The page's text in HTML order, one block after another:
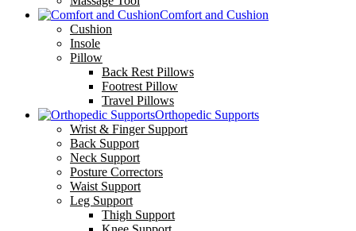
Comfort and Cushion
Cushion
Insole
Pillow
Back Rest Pillows
Footrest Pillow
Travel Pillows
Orthopedic Supports
Wrist & Finger Support
Back Support
Neck Support
Posture Correctors
Waist Support
Leg Support
Thigh Support